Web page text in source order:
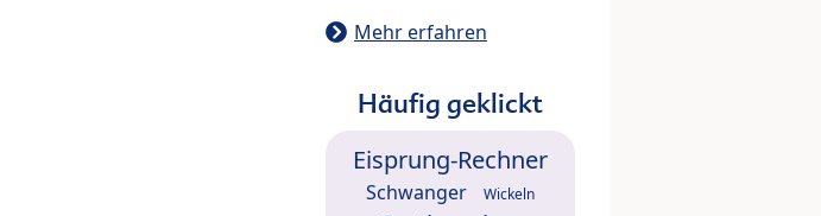
Mehr erfahren
Häufig geklickt
Eisprung-Rechner
Schwanger Wickeln